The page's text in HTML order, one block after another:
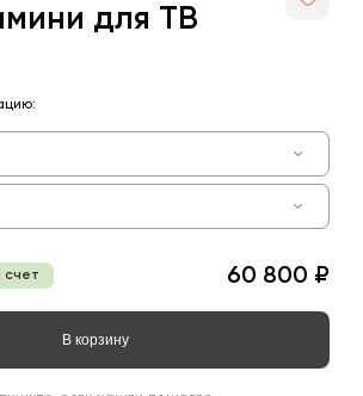
для ТВ
счет 60 800 ₽
В корзину